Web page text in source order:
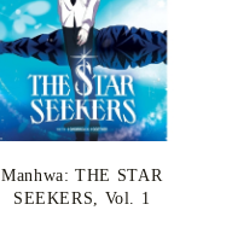
Manhwa: THE STAR
SEEKERS, Vol. 1